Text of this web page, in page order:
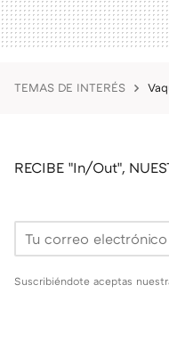
TEMAS DE INTERÉS
RECIBE "In/Out",
Suscribiéndote aceptas